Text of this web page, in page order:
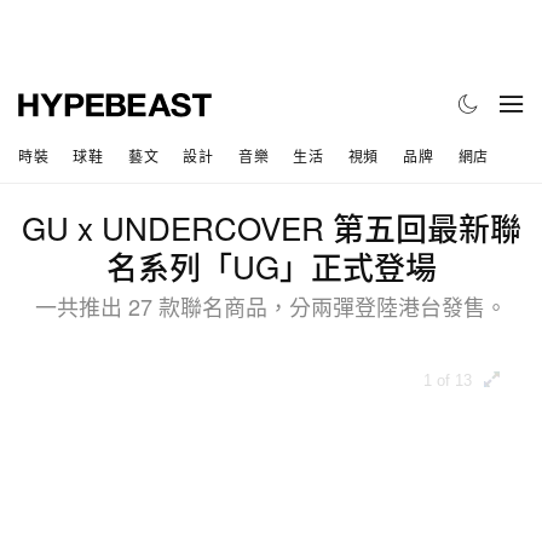
時裝 球鞋 藝文 設計 音樂 生活 視頻 品牌 網店
GU x UNDERCOVER 第五回最新聯
名系列「UG」正式登場
一共推出 27 款聯名商品，分兩彈登陸港台發售。
1 of 13